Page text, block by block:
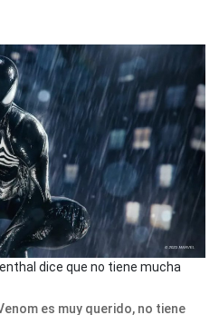
dice que no tiene mucha
es muy querido, no tiene